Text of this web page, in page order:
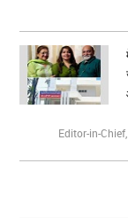
Editor-in-